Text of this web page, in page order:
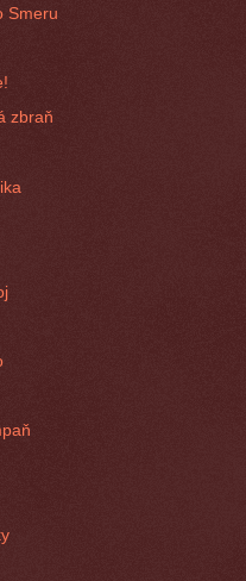
Smeru
zbraň